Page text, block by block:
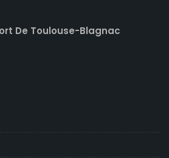
De Toulouse-Blagnac